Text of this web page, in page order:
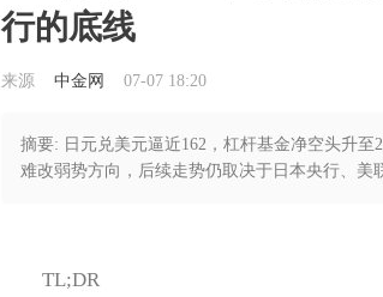
行的底线
来源 中金网 07-07 18:20
摘要: 日元兑美元逼近162，杠杆基金净空头升至
难改弱势方向，后续走势仍取决于日本央行、美
TL;DR